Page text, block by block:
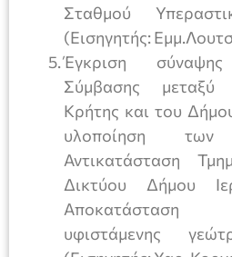
Σταθμού
(Εισηγητής:
Έγκριση σύναψης
Σύμβασης μεταξύ
Κρήτης και του
υλοποίηση
Αντικατάσταση
Δικτύου Δήμου
Αποκατάσταση
υφιστάμενης